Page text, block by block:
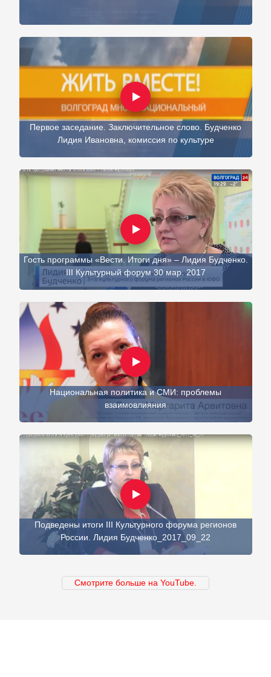
Первое заседание. Заключительное слово. Будченко
Лидия Ивановна, комиссия по культуре
Гость программы «Вести. Итоги дня» – Лидия Будченко.
III Культурный форум 30 мар. 2017
Национальная политика и СМИ: проблемы
взаимовлияния
Подведены итоги III Культурного форума регионов
России. Лидия Будченко_2017_09_22
Смотрите больше на YouTube.